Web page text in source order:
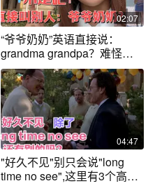
02:07
“爷爷奶奶”英语直接说：
grandma grandpa？难怪别
人不喜欢你！
04:47
"好久不见"别只会说"long
time no see",这里有3个高级